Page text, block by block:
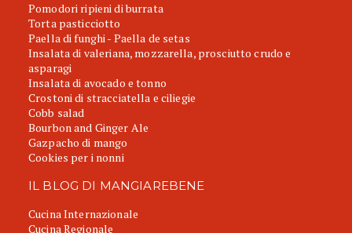
Pomodori ripieni di burrata
Torta pasticciotto
Paella di funghi - Paella de setas
Insalata di valeriana, mozzarella, prosciutto crudo e
asparagi
Insalata di avocado e tonno
Crostoni di stracciatella e ciliegie
Cobb salad
Bourbon and Ginger Ale
Gazpacho di mango
Cookies per i nonni
IL BLOG DI MANGIAREBENE
Cucina Internazionale
Cucina Regionale